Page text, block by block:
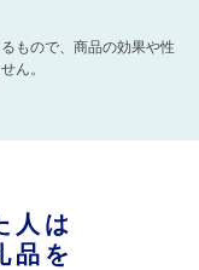
もので、商品の効果や性
ん。
人は
品を